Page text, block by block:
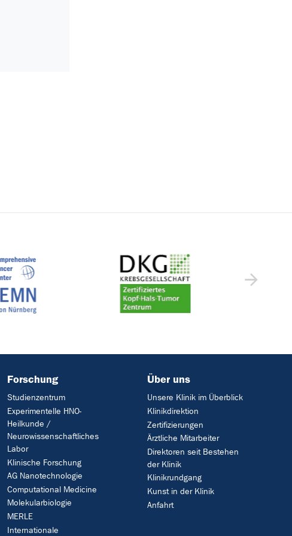
Forschung
Studienzentrum
Experimentelle HNO-
Heilkunde /
Neurowissenschaftliches
Labor
Klinische Forschung
AG Nanotechnologie
Computational Medicine
Molekularbiologie
MERLE
Internationale
Über uns
Unsere Klinik im Überblick
Klinikdirektion
Zertifizierungen
Ärztliche Mitarbeiter
Direktoren seit Bestehen
der Klinik
Klinikrundgang
Kunst in der Klinik
Anfahrt